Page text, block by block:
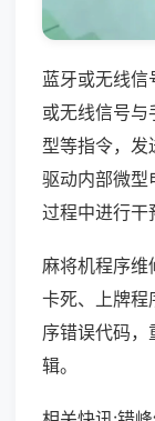
蓝牙或无线信
或无线信号
型等指令，
驱动内部微型
过程中进行干
麻将机程序
卡死、上牌程
序错误代码，
辑。